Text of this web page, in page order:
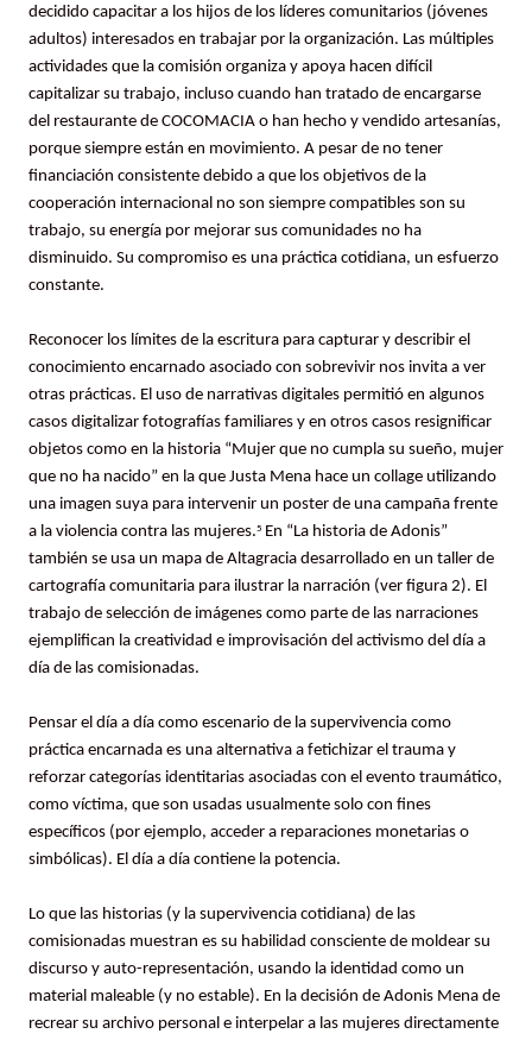
decidido capacitar a los hijos de los líderes comunitarios (jóvenes
adultos) interesados en trabajar por la organización. Las múltiples
actividades que la comisión organiza y apoya hacen difícil
capitalizar su trabajo, incluso cuando han tratado de encargarse
del restaurante de COCOMACIA o han hecho y vendido artesanías,
porque siempre están en movimiento. A pesar de no tener
financiación consistente debido a que los objetivos de la
cooperación internacional no son siempre compatibles son su
trabajo, su energía por mejorar sus comunidades no ha
disminuido. Su compromiso es una práctica cotidiana, un esfuerzo
constante.
Reconocer los límites de la escritura para capturar y describir el
conocimiento encarnado asociado con sobrevivir nos invita a ver
otras prácticas. El uso de narrativas digitales permitió en algunos
casos digitalizar fotografías familiares y en otros casos resignificar
objetos como en la historia “Mujer que no cumpla su sueño, mujer
que no ha nacido” en la que Justa Mena hace un collage utilizando
una imagen suya para intervenir un poster de una campaña frente
a la violencia contra las mujeres.5 En “La historia de Adonis”
también se usa un mapa de Altagracia desarrollado en un taller de
cartografía comunitaria para ilustrar la narración (ver figura 2). El
trabajo de selección de imágenes como parte de las narraciones
ejemplifican la creatividad e improvisación del activismo del día a
día de las comisionadas.
Pensar el día a día como escenario de la supervivencia como
práctica encarnada es una alternativa a fetichizar el trauma y
reforzar categorías identitarias asociadas con el evento traumático,
como víctima, que son usadas usualmente solo con fines
específicos (por ejemplo, acceder a reparaciones monetarias o
simbólicas). El día a día contiene la potencia.
Lo que las historias (y la supervivencia cotidiana) de las
comisionadas muestran es su habilidad consciente de moldear su
discurso y auto-representación, usando la identidad como un
material maleable (y no estable). En la decisión de Adonis Mena de
recrear su archivo personal e interpelar a las mujeres directamente